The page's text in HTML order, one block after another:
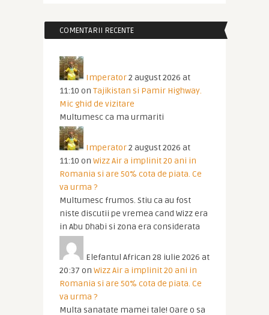
COMENTARII RECENTE
Imperator2 august 2026 at
11:10 on Tajikistan si Pamir Highway.
Mic ghid de vizitare
Multumesc ca ma urmariti
Imperator2 august 2026 at
11:10 on Wizz Air a implinit 20 ani in
Romania si are 50% cota de piata. Ce
va urma ?
Multumesc frumos. Stiu ca au fost
niste discutii pe vremea cand Wizz era
in Abu Dhabi si zona era considerata
Elefantul African 28 iulie 2026 at
20:37 on Wizz Air a implinit 20 ani in
Romania si are 50% cota de piata. Ce
va urma ?
Multa sanatate mamei tale! Oare o sa